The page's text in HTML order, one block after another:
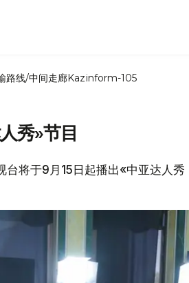
路线/中间走廊Kazinform-105
秀»节目
将于9月15日起播出«中亚达人